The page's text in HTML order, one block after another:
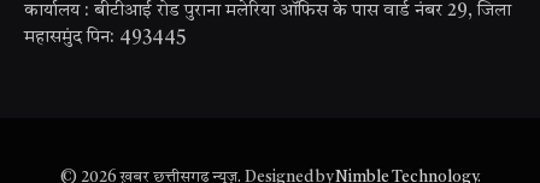
कार्यालय : बीटीआई रोड पुराना मलेरिया ऑफिस के पास वार्ड नंबर 29, जिला
महासमुंद पिन: 493445
© 2026 ख़बर छत्तीसगढ़ न्यूज़. Designed byNimble Technology.